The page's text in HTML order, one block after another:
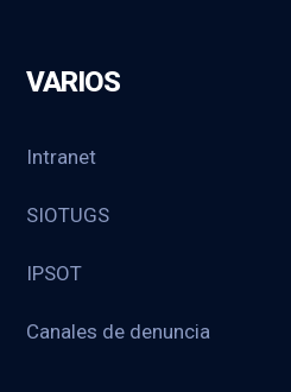
VARIOS
Intranet
SIOTUGS
IPSOT
Canales de denuncia